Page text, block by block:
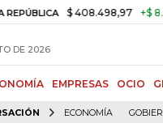
408.498,97 +$ 8.753,81
DE 2026
EMPRESAS OCIO
ECONOMÍA